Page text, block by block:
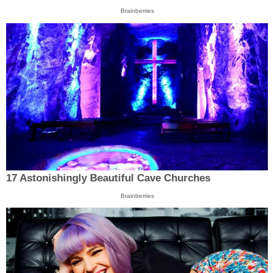
Brainberries
17 Astonishingly Beautiful Cave Churches
Brainberries